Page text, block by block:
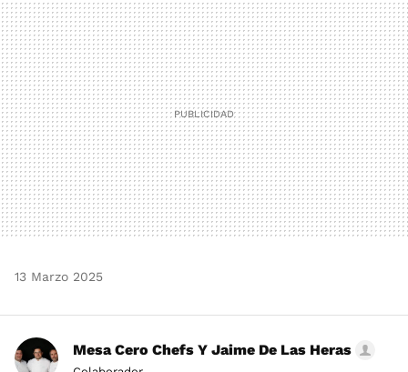
MAIL
13 Marzo 2025
Mesa Cero Chefs Y Jaime De Las Heras